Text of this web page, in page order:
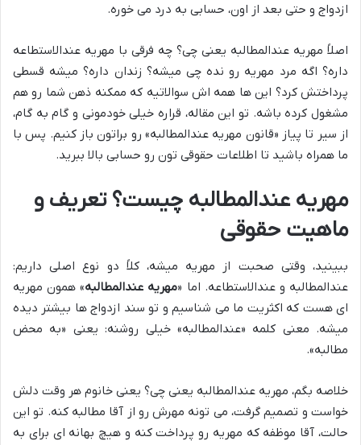
ازدواج و حتی بعد از اون، حسابی به درد می خوره.
اصلاً مهریه عندالمطالبه یعنی چی؟ چه فرقی با مهریه عندالاستطاعه
داره؟ اگه مرد مهریه رو نده چی میشه؟ زندان داره؟ میشه قسطی
پرداختش کرد؟ این ها همه اش سوالاتیه که ممکنه ذهن شما رو هم
مشغول کرده باشه. تو این مقاله، قراره خیلی خودمونی و گام به گام،
از سیر تا پیاز «قانون مهریه عندالمطالبه» رو براتون باز کنیم. پس با
ما همراه باشید تا اطلاعات حقوقی تون رو حسابی بالا ببرید.
مهریه عندالمطالبه چیست؟ تعریف و
ماهیت حقوقی
ببینید، وقتی صحبت از مهریه میشه، کلاً دو نوع اصلی داریم:
عندالمطالبه و عندالاستطاعه. اما «مهریه عندالمطالبه» همون مهریه
ای هست که اکثریت ما می شناسیم و تو سند ازدواج ها بیشتر دیده
میشه. معنی کلمه «عندالمطالبه» خیلی روشنه: یعنی «به محض
مطالبه».
خلاصه بگم، مهریه عندالمطالبه یعنی چی؟ یعنی خانوم هر وقت دلش
خواست و تصمیم گرفت، می تونه مهرش رو از آقا مطالبه کنه. تو این
حالت، آقا موظفه که مهریه رو پرداخت کنه و هیچ بهانه ای برای به